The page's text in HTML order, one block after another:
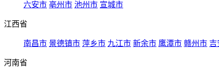
六安市 亳州市 池州市 宣城市
江西省
南昌市 景德镇市 萍乡市 九江市 新余市 鹰潭市 赣州市 吉
河南省